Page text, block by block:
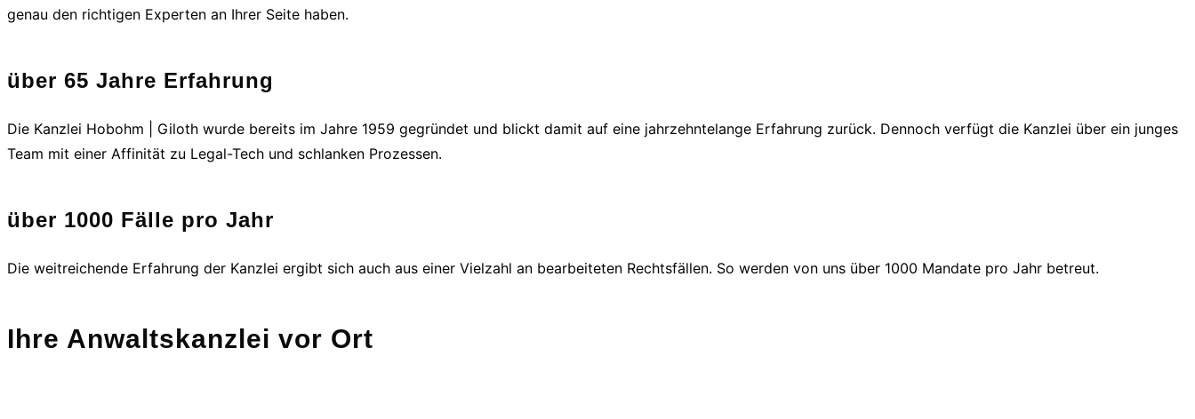
genau den richtigen Experten an Ihrer Seite haben.
über 65 Jahre Erfahrung
Die Kanzlei Hobohm | Giloth wurde bereits im Jahre 1959 gegründet und blickt damit auf eine jahrzehntelange Erfahrung zurück. Dennoch verfügt die Kanzlei über ein junges
Team mit einer Affinität zu Legal-Tech und schlanken Prozessen.
über 1000 Fälle pro Jahr
Die weitreichende Erfahrung der Kanzlei ergibt sich auch aus einer Vielzahl an bearbeiteten Rechtsfällen. So werden von uns über 1000 Mandate pro Jahr betreut.
Ihre Anwaltskanzlei vor Ort